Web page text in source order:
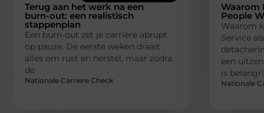
Terug aan het werk na een
burn-out: een realistisch
stappenplan
Een burn-out zet je carrière abrupt
op pauze. De eerste weken draait
alles om rust en herstel, maar zodra
de
Nationale Carriere Check
Waarom
People
Waarom
Service
een
is
Nationale